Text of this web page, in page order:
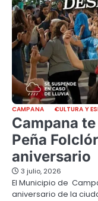
CAMPANA CULTURA Y
Campana
Peña
aniversario
3 julio, 2026
El Municipio de
aniversario de la